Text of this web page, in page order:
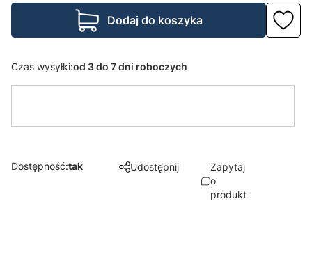
Dodaj do koszyka
Czas wysyłki:od 3 do 7 dni roboczych
Dostępność:tak Udostępnij
Zapytaj
o
produkt